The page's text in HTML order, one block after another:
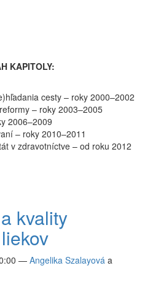
KAPITOLY:
cesty – roky 2000–2002
– roky 2003–2005
2006–2009
– roky 2010–2011
v zdravotníctve – od roku 2012
kvality
— Angelika Szalayová a